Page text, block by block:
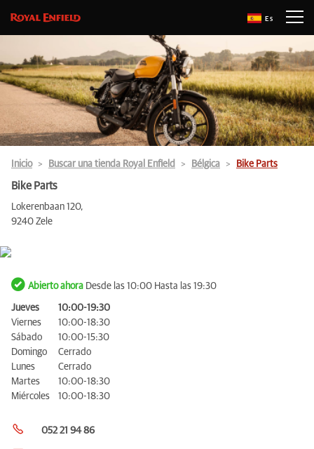
Es
Inicio Buscar una tienda Royal Enfield Bélgica Bike Parts
Bike Parts
Lokerenbaan 120,
9240 Zele
Abierto ahora Desde las 10:00 Hasta las 19:30
Jueves
10:00-19:30
Viernes
10:00-18:30
Sábado
10:00-15:30
Domingo
Cerrado
Lunes
Cerrado
Martes
10:00-18:30
Miércoles
10:00-18:30
052 21 94 86